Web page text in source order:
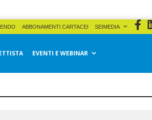
ABBONAMENTI CARTACEI SEIMEDIA
EVENTI E WEBINAR